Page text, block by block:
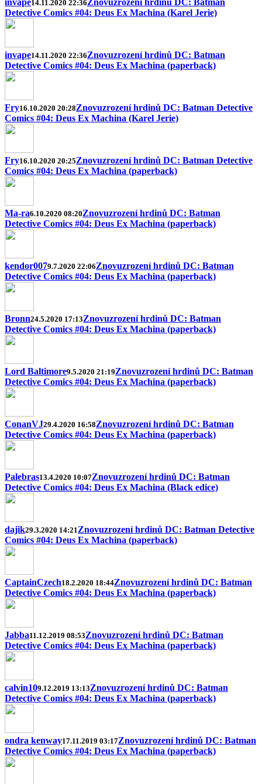
invape14.11.2020 22:36Znovuzrození hrdinů DC: Batman
Detective Comics #04: Deus Ex Machina (Karel Jerie)
invape14.11.2020 22:36Znovuzrození hrdinů DC: Batman
Detective Comics #04: Deus Ex Machina (paperback)
Fry16.10.2020 20:28Znovuzrození hrdinů DC: Batman Detective
Comics #04: Deus Ex Machina (Karel Jerie)
Fry16.10.2020 20:25Znovuzrození hrdinů DC: Batman Detective
Comics #04: Deus Ex Machina (paperback)
Ma-ra6.10.2020 08:20Znovuzrození hrdinů DC: Batman
Detective Comics #04: Deus Ex Machina (paperback)
kendor0079.7.2020 22:06Znovuzrození hrdinů DC: Batman
Detective Comics #04: Deus Ex Machina (paperback)
Bronn24.5.2020 17:13Znovuzrození hrdinů DC: Batman
Detective Comics #04: Deus Ex Machina (paperback)
Lord Baltimore9.5.2020 21:19Znovuzrození hrdinů DC: Batman
Detective Comics #04: Deus Ex Machina (paperback)
ConanVJ29.4.2020 16:58Znovuzrození hrdinů DC: Batman
Detective Comics #04: Deus Ex Machina (paperback)
Palebras13.4.2020 10:07Znovuzrození hrdinů DC: Batman
Detective Comics #04: Deus Ex Machina (Black edice)
dajik29.3.2020 14:21Znovuzrození hrdinů DC: Batman Detective
Comics #04: Deus Ex Machina (paperback)
CaptainCzech18.2.2020 18:44Znovuzrození hrdinů DC: Batman
Detective Comics #04: Deus Ex Machina (paperback)
Jabba11.12.2019 08:53Znovuzrození hrdinů DC: Batman
Detective Comics #04: Deus Ex Machina (paperback)
calvin109.12.2019 13:13Znovuzrození hrdinů DC: Batman
Detective Comics #04: Deus Ex Machina (paperback)
ondra kenway17.11.2019 03:17Znovuzrození hrdinů DC: Batman
Detective Comics #04: Deus Ex Machina (paperback)